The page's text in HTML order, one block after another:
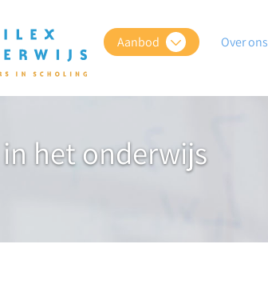
Aanbod Over ons
het onderwijs